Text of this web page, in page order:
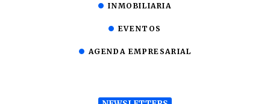
INMOBILIARIA
EVENTOS
AGENDA EMPRESARIAL